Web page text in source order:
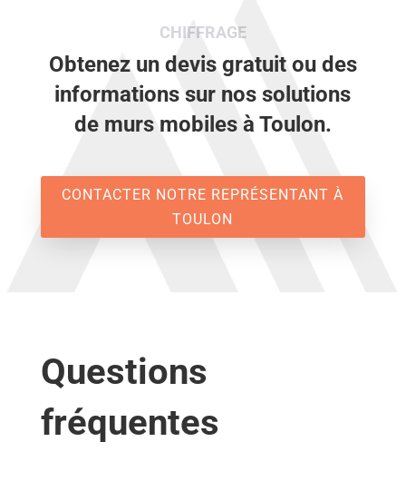
CHIFFRAGE
Obtenez un devis gratuit ou des
informations sur nos solutions
de murs mobiles à Toulon.
CONTACTER NOTRE REPRÉSENTANT À
TOULON
Questions
fréquentes